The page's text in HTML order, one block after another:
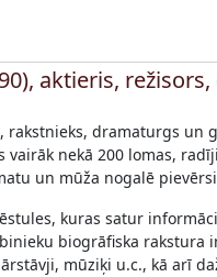
aktieris,
rakstnieks, dramaturgs un
vairāk nekā 200 lomas,
un mūža nogalē
kuras satur
biogrāfiska
mūziķi u.c., kā arī